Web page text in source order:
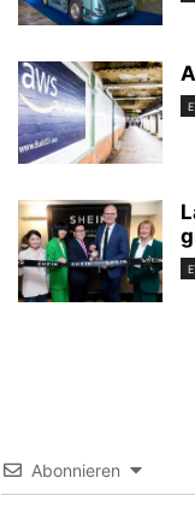
Abonnieren